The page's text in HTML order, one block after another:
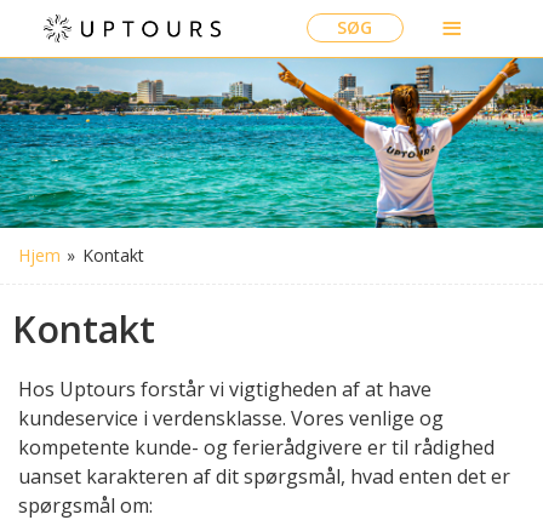
SØG
Hjem » Kontakt
Kontakt
Hos Uptours forstår vi vigtigheden af at have
kundeservice i verdensklasse. Vores venlige og
kompetente kunde- og ferierådgivere er til rådighed
uanset karakteren af dit spørgsmål, hvad enten det er
spørgsmål om: